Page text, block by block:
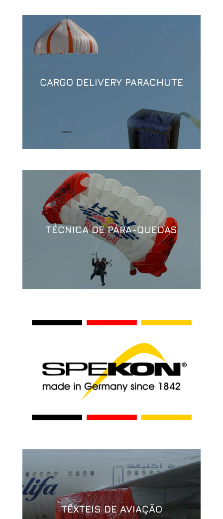
CARGO DELIVERY PARACHUTE
TÉCNICA DE PÁRA-QUEDAS
TÊXTEIS DE AVIAÇÃO